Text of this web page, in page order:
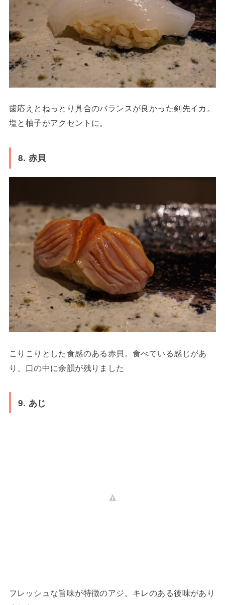
歯応えとねっとり具合のバランスが良かった剣先イカ。
塩と柚子がアクセントに。
8. 赤貝
こりこりとした食感のある赤貝。食べている感じがあ
り、口の中に余韻が残りました
9. あじ
フレッシュな旨味が特徴のアジ。キレのある後味があり